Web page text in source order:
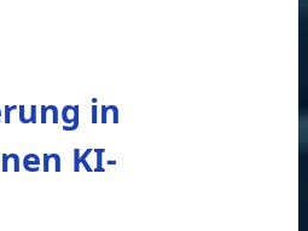
in
KI-